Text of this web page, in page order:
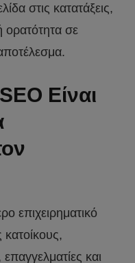
στις κατατάξεις,
ορατότητα σε
Είναι
επιχειρηματικό
επαγγελματίες και